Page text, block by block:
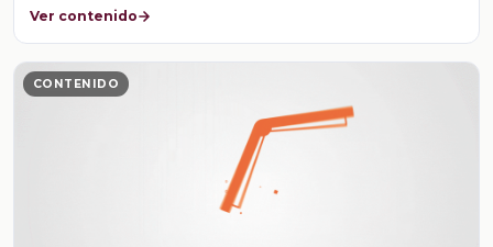
Ver contenido
CONTENIDO